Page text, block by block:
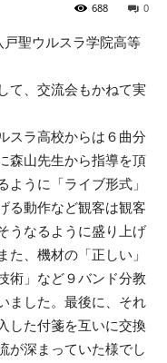
0
688
聖ウルスラ学院高等
て、交流会もかねて実
スラ高校からは６曲分
森山先生から指導を頂
ように「ライブ形式」
る動作など観客は観客
うなるように盛り上げ
、機材の「正しい」
術」など９バンド分教
ました。最後に、それ
した付箋を互いに交換
が深まっていた様でし